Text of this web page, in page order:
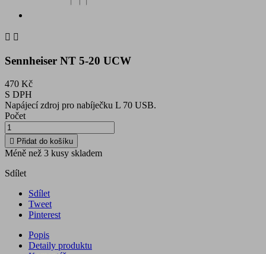
 
Sennheiser NT 5-20 UCW
470 Kč
S DPH
Napájecí zdroj pro nabíječku L 70 USB.
Počet
 Přidat do košíku
Méně než 3 kusy skladem
Sdílet
Sdílet
Tweet
Pinterest
Popis
Detaily produktu